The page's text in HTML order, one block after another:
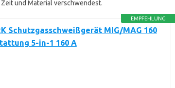
und Material verschwendest.
EMPFEHLUNG
Schutzgasschweißgerät MIG/MAG 160
5-in-1 160 A